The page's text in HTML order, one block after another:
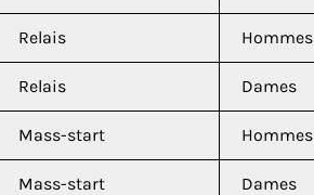
Relais Hommes
Relais Dames
Mass-start Hommes
Mass-start Dames